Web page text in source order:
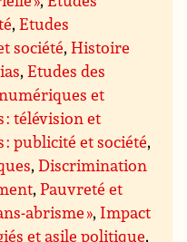
,Etudes
société,Histoire
,Etudes des
et
: télévision et
: publicité et société,
,Discrimination
,Pauvreté et
abrisme », Impact
et asile politique,